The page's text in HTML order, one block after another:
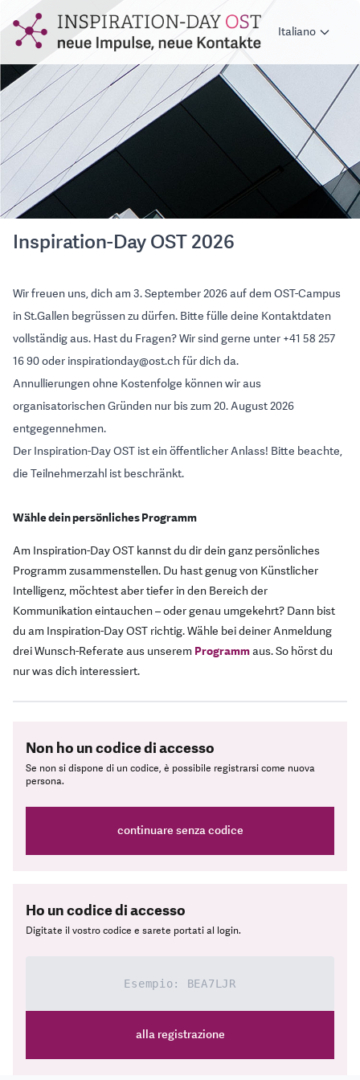
Italiano
Inspiration-Day OST 2026
Wir freuen uns, dich am 3. September 2026 auf dem OST-Campus
in St.Gallen begrüssen zu dürfen. Bitte fülle deine Kontaktdaten
vollständig aus. Hast du Fragen? Wir sind gerne unter +41 58 257
16 90 oder inspirationday@ost.ch für dich da.
Annullierungen ohne Kostenfolge können wir aus
organisatorischen Gründen nur bis zum 20. August 2026
entgegennehmen.
Der Inspiration-Day OST ist ein öffentlicher Anlass! Bitte beachte,
die Teilnehmerzahl ist beschränkt.
Wähle dein persönliches Programm
Am Inspiration-Day OST kannst du dir dein ganz persönliches
Programm zusammenstellen. Du hast genug von Künstlicher
Intelligenz, möchtest aber tiefer in den Bereich der
Kommunikation eintauchen – oder genau umgekehrt? Dann bist
du am Inspiration-Day OST richtig. Wähle bei deiner Anmeldung
drei Wunsch-Referate aus unserem Programmaus. So hörst du
nur was dich interessiert.
Non ho un codice di accesso
Se non si dispone di un codice, è possibile registrarsi come nuova
persona.
continuare senza codice
Ho un codice di accesso
Digitate il vostro codice e sarete portati al login.
alla registrazione